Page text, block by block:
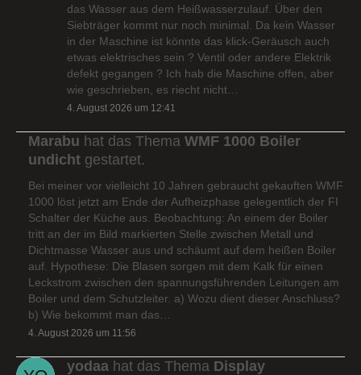
das Wasser aus dem Heißwasserzulauf. Über den
Siebträger kommt nur noch minimal. Da kein Wasser
in der Maschine ist könnte das klick-Geräusch auch
etwas elektrisches sein ? Ventil oder andere Elektrik
defekt gegangen ? Ich hab die Maschine offen, aber
wie geschrieben, es riecht nicht…
4. August 2026 um 12:41
Marabu hat das Thema WMF 1000 Boiler
undicht gestartet.
Bei meiner vor vielleicht 10 Jahren gebraucht gekauften WMF
1000 löst jetzt am Ende der Aufheizphase gelegentlich der FI
Schalter der Küche aus. Beobachtung: An einem der Boiler
tritt an der im Bild markierten Stelle zwischen Metall und
Dichtmasse Wasser aus und schäumt auf dem heißen Boiler
auf. Hypothese: Die Blasen sorgen mit dem Kalk für einen
Leckstrom zwischen den spannungsführenden Leitungen am
Boiler und dem Schutzleiter. a) Wozu dient dieser Anschluss?
b) Wie bekommt man das…
4. August 2026 um 11:56
yodaa hat das Thema Display